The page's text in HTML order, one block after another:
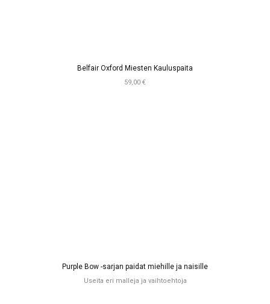
Belfair Oxford Miesten Kauluspaita
59,00 €
Purple Bow -sarjan paidat miehille ja naisille
Useita eri malleja ja vaihtoehtoja